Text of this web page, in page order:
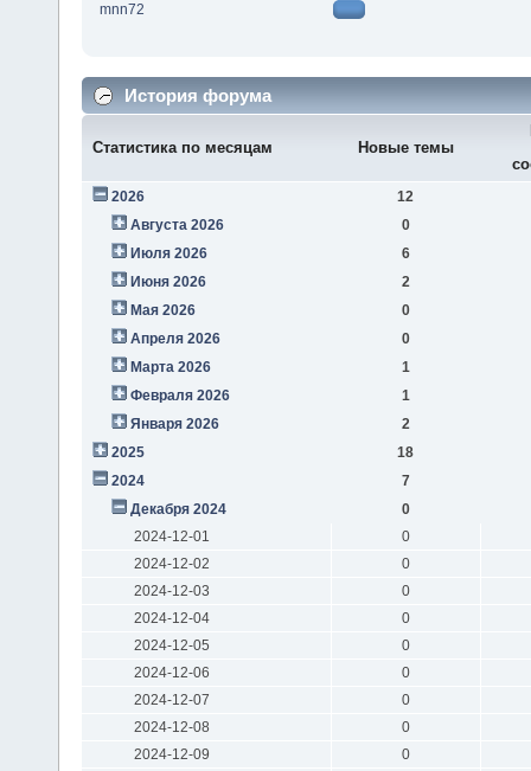
mnn72
История форума
Статистика по месяцам Новые темы
2026
12
Августа 2026
0
Июля 2026
6
Июня 2026
2
Мая 2026
0
Апреля 2026
0
Марта 2026
1
Февраля 2026
1
Января 2026
2
2025
18
2024
7
Декабря 2024
0
2024-12-01
0
2024-12-02
0
2024-12-03
0
2024-12-04
0
2024-12-05
0
2024-12-06
0
2024-12-07
0
2024-12-08
0
2024-12-09
0